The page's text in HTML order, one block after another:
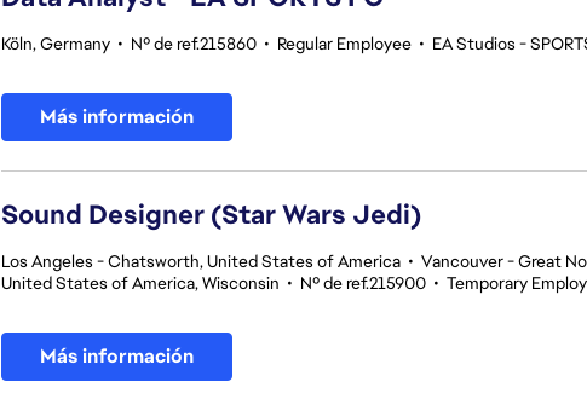
Köln, Germany • Nº de ref.215860 • Regular Employee • EA Studios -
Más información
Sound Designer (Star Wars Jedi)
Los Angeles - Chatsworth, United States of America • Vancouver - Great
United States of America, Wisconsin • Nº de ref.215900 • Temporary
Más información